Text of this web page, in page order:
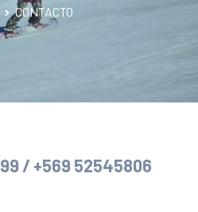
CONTACTO
/ +569 52545806